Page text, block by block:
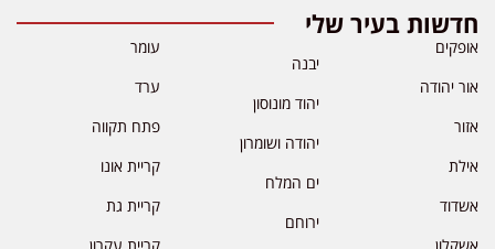
חדשות בעיר שלי
אופקים
אור יהודה
אזור
אילת
אשדוד
יבנה
יהוד מונוסון
יהודה ושומרון
ים המלח
ירוחם
עומר
ערד
פתח תקווה
קריית אונו
קריית גת